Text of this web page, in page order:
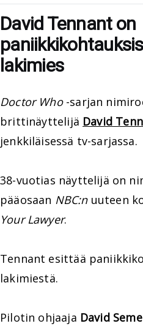
David Tennant on
lakimies
Doctor Who-sarjan
brittinäyttelijä David
jenkkiläisessä tv-sarjassa.
38-vuotias näyttelijä on
pääosaan NBC:nuuteen
Your Lawyer.
Tennant esittää
lakimiestä.
Pilotin ohjaaja David